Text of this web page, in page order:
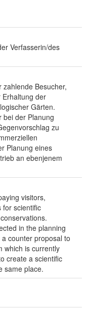
Verfasserin/des
Besucher,
der
Gärten.
bei der Planung
zu
Planung eines
an ebenjenem
visitors,
for scientific
in the planning
counter proposal to
which is currently
create a scientific
same place.